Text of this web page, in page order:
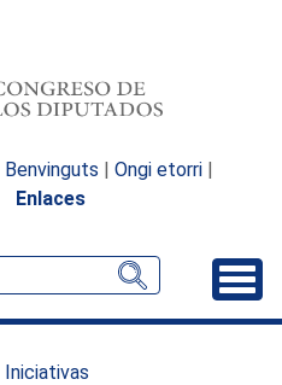
Benvinguts | Ongi etorri |
Enlaces
Iniciativas